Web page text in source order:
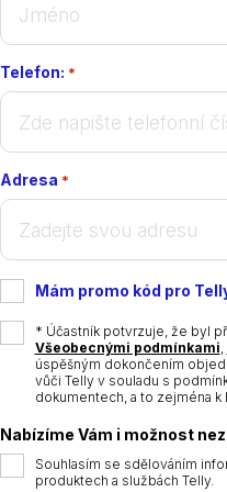
Telefon: *
Adresa *
Mám promo kód pro
* Účastník potvrzuje, že byl
Všeobecnými podmínkami
úspěšným dokončením
vůči Telly v souladu s
dokumentech, a to zejména k
Nabízíme Vám i možnost
Souhlasím se sdělováním
produktech a službách Telly.